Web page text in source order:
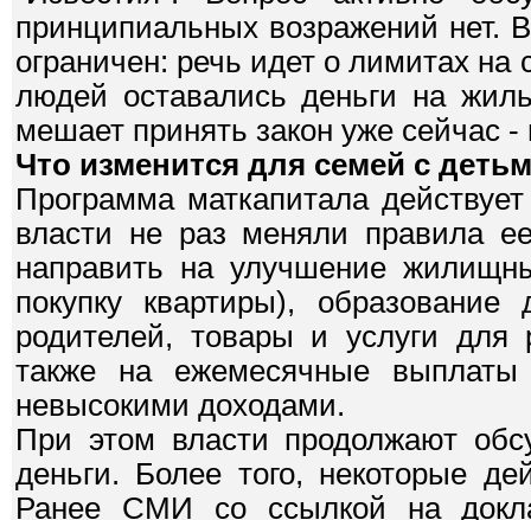
принципиальных возражений нет.
ограничен: речь идет о лимитах
людей оставались деньги на
мешает принять закон уже сейчас
Что изменится для семей с
Программа маткапитала
власти не раз меняли правила
направить на улучшение
покупку квартиры),
родителей, товары и услуги
также на ежемесячные
невысокими доходами.
При этом власти продолжают
деньги. Более того, некоторые
Ранее СМИ со ссылкой на